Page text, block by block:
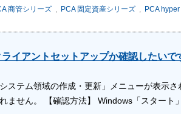
商管シリーズ, PCA 固定資産シリーズ, PCA
イアントセットアップか確認したいで
ステム領域の作成・更新」メニューが表示
せん。 【確認方法】 Windows「スタート